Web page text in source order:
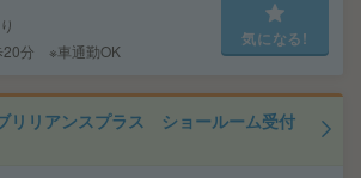
20分 ※車通勤OK
気になる!
リアンスプラス ショールーム受付